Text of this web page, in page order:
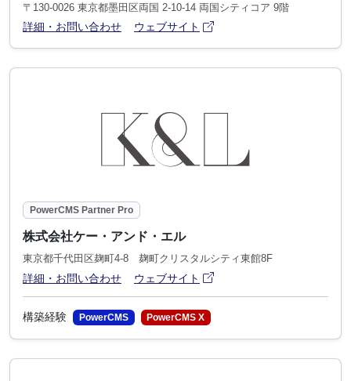
〒130-0026 東京都墨田区両国 2-10-14 両国シティコア 9階
詳細・お問い合わせ ウェブサイト
PowerCMS Partner Pro
株式会社ケー・アンド・エル
東京都千代田区麹町4-8 麹町クリスタルシティ東館8F
詳細・お問い合わせ ウェブサイト
構築経験 PowerCMS PowerCMS X